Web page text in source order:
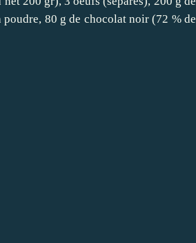
80 g de chocolat noir (72 % de